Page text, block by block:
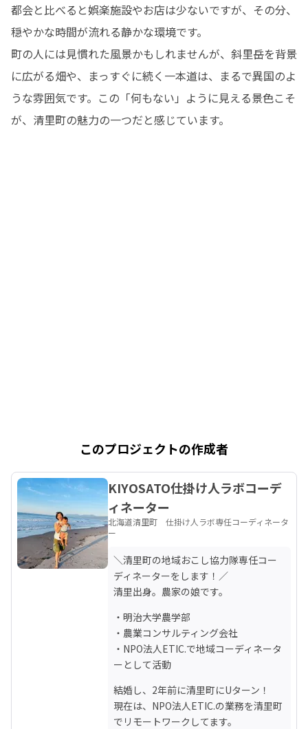
都会と比べると娯楽施設やお店は少ないですが、その分、
穏やかな時間が流れる静かな環境です。
町の人には見慣れた風景かもしれませんが、斜里岳を背景
に広がる畑や、まっすぐに続く一本道は、まるで異国のよ
うな雰囲気です。この「何もない」ように見える景色こそ
が、清里町の魅力の一つだと感じています。
このプロジェクトの作成者
KIYOSATO仕掛け人ラボコーデ
ィネーター
北海道清里町 仕掛け人ラボ専任コーディネータ
ー
＼清里町の地域おこし協力隊専任コー
ディネーターをします！／
清里出身。農家の娘です。
・明治大学農学部
・農業コンサルティング会社
・NPO法人ETIC.で地域コーディネータ
ーとして活動
結婚し、2年前に清里町にUターン！
現在は、NPO法人ETIC.の業務を清里町
でリモートワークしてます。